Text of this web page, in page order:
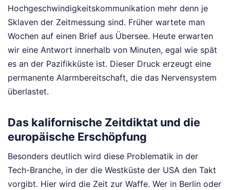
Hochgeschwindigkeitskommunikation mehr denn je
Sklaven der Zeitmessung sind. Früher wartete man
Wochen auf einen Brief aus Übersee. Heute erwarten
wir eine Antwort innerhalb von Minuten, egal wie spät
es an der Pazifikküste ist. Dieser Druck erzeugt eine
permanente Alarmbereitschaft, die das Nervensystem
überlastet.
Das kalifornische Zeitdiktat und die
europäische Erschöpfung
Besonders deutlich wird diese Problematik in der
Tech-Branche, in der die Westküste der USA den Takt
vorgibt. Hier wird die Zeit zur Waffe. Wer in Berlin oder